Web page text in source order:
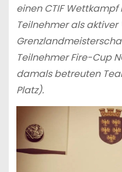
einen CTIF
Teilnehmer als
Teilnehmer Fire-Cup
damals betreuten
Platz).